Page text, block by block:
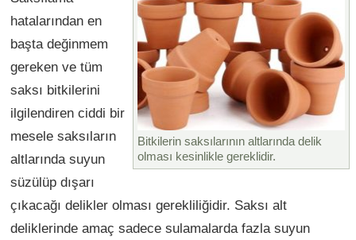
Bitkilerin saksılarının altlarında delik
olması kesinlikle gereklidir.
hatalarından en
başta değinmem
gereken ve tüm
saksı bitkilerini
ilgilendiren ciddi bir
mesele saksıların
altlarında suyun
süzülüp dışarı
çıkacağı delikler olması gerekliliğidir. Saksı alt
deliklerinde amaç sadece sulamalarda fazla suyun